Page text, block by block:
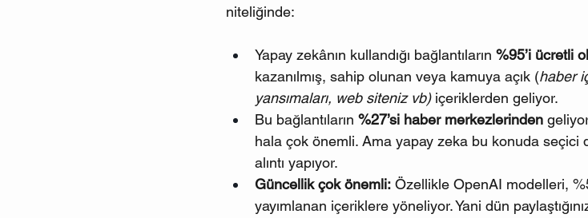
niteliğinde:
Yapay zekânın kullandığı bağlantıların %95’i ücretli
kazanılmış, sahip olunan veya kamuya açık (haber
yansımaları, web siteniz vb) içeriklerden geliyor.
Bu bağlantıların %27’si haber merkezlerinden
hala çok önemli. Ama yapay zeka bu konuda seçici
alıntı yapıyor.
Güncellik çok önemli: Özellikle OpenAI modelleri,
yayımlanan içeriklere yöneliyor. Yani dün